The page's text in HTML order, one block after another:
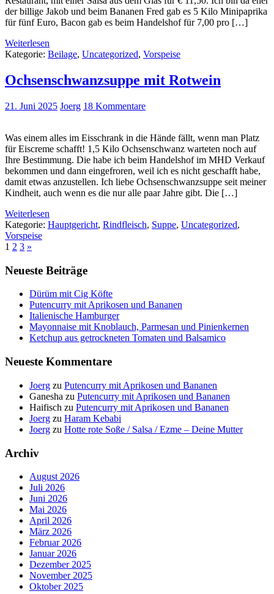
der billige Jakob und beim Bananen Fred gab es 5 Kilo Minipaprika
für fünf Euro, Bacon gab es beim Handelshof für 7,00 pro […]
Weiterlesen
Kategorie: Beilage, Uncategorized, Vorspeise
Ochsenschwanzsuppe mit Rotwein
21. Juni 2025 Joerg 18 Kommentare
Was einem alles im Eisschrank in die Hände fällt, wenn man Platz
für Eiscreme schafft! 1,5 Kilo Ochsenschwanz warteten noch auf
Ihre Bestimmung. Die habe ich beim Handelshof im MHD Verkauf
bekommen und dann eingefroren, weil ich es nicht geschafft habe,
damit etwas anzustellen. Ich liebe Ochsenschwanzsuppe seit meiner
Kindheit, auch wenn es die nur alle paar Jahre gibt. Die […]
Weiterlesen
Kategorie: Hauptgericht, Rindfleisch, Suppe, Uncategorized,
Vorspeise
1 2 3 »
Neueste Beiträge
Dürüm mit Cig Köfte
Putencurry mit Aprikosen und Bananen
Italienische Hamburger
Mayonnaise mit Knoblauch, Parmesan und Pinienkernen
Ketchup aus getrockneten Tomaten und Balsamico
Neueste Kommentare
Joerg zu Putencurry mit Aprikosen und Bananen
Ganesha zu Putencurry mit Aprikosen und Bananen
Haifisch zu Putencurry mit Aprikosen und Bananen
Joerg zu Haram Kebabi
Joerg zu Hotte rote Soße / Salsa / Ezme – Deine Mutter
Archiv
August 2026
Juli 2026
Juni 2026
Mai 2026
April 2026
März 2026
Februar 2026
Januar 2026
Dezember 2025
November 2025
Oktober 2025